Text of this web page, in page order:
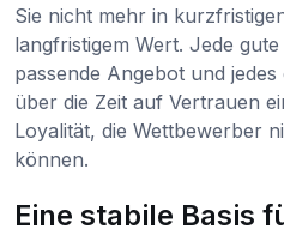
Sie nicht mehr in
langfristigem Wert. Jede
passende Angebot und
über die Zeit auf Vertrauen
Loyalität, die Wettbewerber
können.
Eine stabile Basis